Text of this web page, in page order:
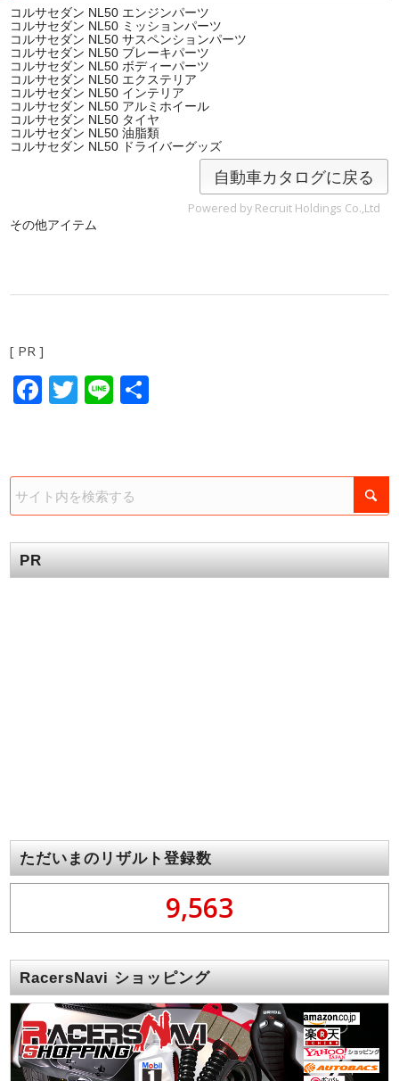
コルサセダン NL50 エンジンパーツ
コルサセダン NL50 ミッションパーツ
コルサセダン NL50 サスペンションパーツ
コルサセダン NL50 ブレーキパーツ
コルサセダン NL50 ボディーパーツ
コルサセダン NL50 エクステリア
コルサセダン NL50 インテリア
コルサセダン NL50 アルミホイール
コルサセダン NL50 タイヤ
コルサセダン NL50 油脂類
コルサセダン NL50 ドライバーグッズ
自動車カタログに戻る
Powered by Recruit Holdings Co.,Ltd
その他アイテム
[ PR ]
Facebook
Twitter
Line
PR
ただいまのリザルト登録数
9,563
RacersNavi ショッピング